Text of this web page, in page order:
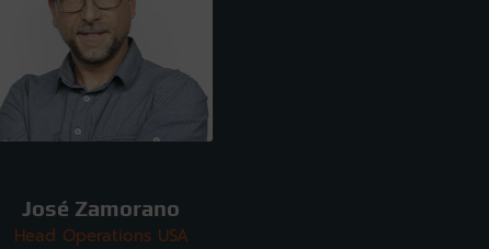
José Zamorano
Head Operations USA